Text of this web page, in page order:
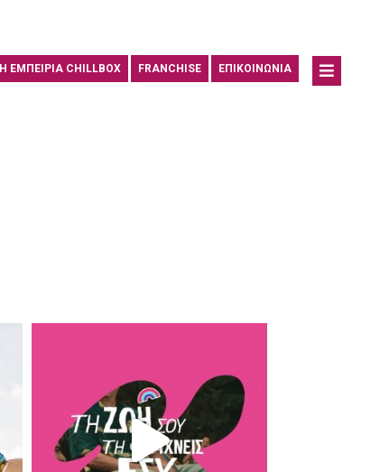
Η ΕΜΠΕΙΡΙΑ CHILLBOX FRANCHISE ΕΠΙΚΟΙΝΩΝΙΑ